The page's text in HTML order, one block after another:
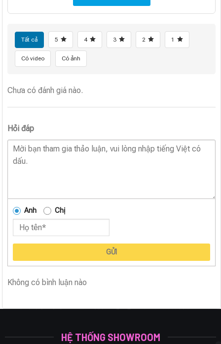
Tất cả 5 4 3 2 1
Có video Có ảnh
Chưa có đánh giá nào.
Hỏi đáp
Anh Chị
GỬI
Không có bình luận nào
HỆ THỐNG SHOWROOM